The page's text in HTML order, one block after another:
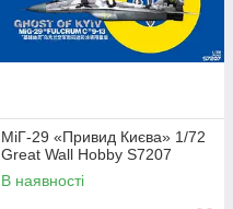
МіГ-29 «Привид Києва» 1/72
Great Wall Hobby S7207
В наявності